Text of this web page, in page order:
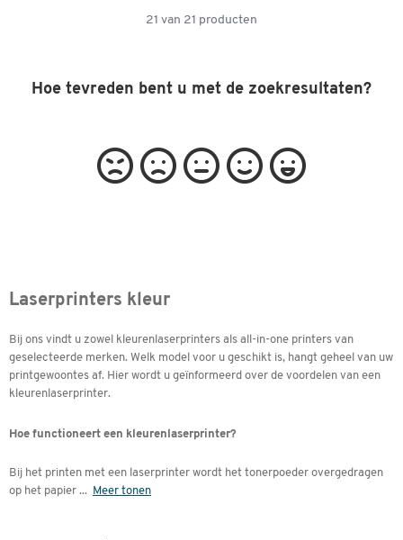
21 van 21 producten
Hoe tevreden bent u met de zoekresultaten?
Laserprinters kleur
Bij ons vindt u zowel kleurenlaserprinters als all-in-one printers van
geselecteerde merken. Welk model voor u geschikt is, hangt geheel van uw
printgewoontes af. Hier wordt u geïnformeerd over de voordelen van een
kleurenlaserprinter.
Hoe functioneert een kleurenlaserprinter?
Bij het printen met een laserprinter wordt het tonerpoeder overgedragen
op het papier ... Meer tonen